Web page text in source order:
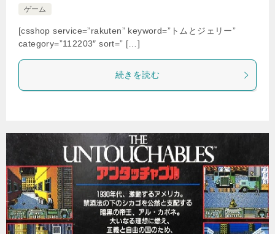
ゲーム
[csshop service=”rakuten” keyword=”トムとジェリー”
category=”112203″ sort=” […]
続きを読む